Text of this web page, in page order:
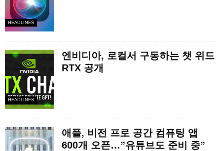
HEADLINES
HEADLINES
엔비디아, 로컬서 구동하는 챗 위드
RTX 공개
애플, 비전 프로 공간 컴퓨팅 앱
600개 오픈…”유튜브도 준비 중”